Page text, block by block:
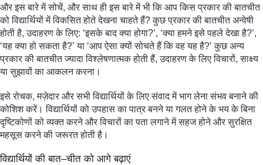
और इस बारे में सोचें, और साथ ही इस बारे में भी कि आप किस प्रकार की बातचीत
को विद्यार्थियों में विकसित होते देखना चाहते हैं? कुछ प्रकार की बातचीत अन्वेषी
होती है, उदाहरण के लिए: ‘इसके बाद क्या होगा?’, ‘क्या हमने इसे पहले देखा है?’,
‘यह क्या हो सकता है?’ या ‘आप ऐसा क्यों सोचते हैं कि वह यह है?’ कुछ अन्य
प्रकार की बातचीत ज्यादा विश्लेषणात्मक होती हैं, उदाहरण के लिए विचारों, साक्ष्य
या सुझावों का आकलन करना।
इसे रोचक, मज़ेदार और सभी विद्यार्थियों के लिए संवाद में भाग लेना संभव बनाने की
कोशिश करें। विद्यार्थियों को उपहास का पात्र बनने या गलत होने के भय के बिना
दृष्टिकोणों को व्यक्त करने और विचारों का पता लगाने में सहज होने और सुरक्षित
महसूस करने की जरूरत होती है।
विद्यार्थियों की बात–चीत को आगे बढ़ाएं